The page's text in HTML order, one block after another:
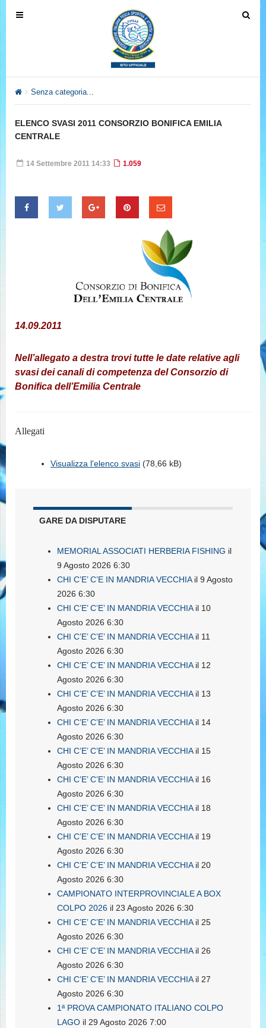
T
v
T
Senza categoria
ELENCO SVASI 2011 CONSORZIO BONIFICA EMILIA
CENTRALE
14 Settembre 2011 14:33 1.059
14.09.2011
Nell’allegato a destra trovi tutte le date relative agli
svasi dei canali di competenza del Consorzio di
Bonifica dell’Emilia Centrale
Allegati
Visualizza l'elenco svasi (78,66 kB)
GARE DA DISPUTARE
MEMORIAL ASSOCIATI HERBERIA FISHING il
9 Agosto 2026 6:30
CHI C’E’ C’E IN MANDRIA VECCHIAil 9 Agosto
2026 6:30
CHI C’E’ C’E’ IN MANDRIA VECCHIAil 10
Agosto 2026 6:30
CHI C’E’ C’E’ IN MANDRIA VECCHIAil 11
Agosto 2026 6:30
CHI C’E’ C’E’ IN MANDRIA VECCHIAil 12
Agosto 2026 6:30
CHI C’E’ C’E’ IN MANDRIA VECCHIAil 13
Agosto 2026 6:30
CHI C’E’ C’E’ IN MANDRIA VECCHIAil 14
Agosto 2026 6:30
CHI C’E’ C’E’ IN MANDRIA VECCHIAil 15
Agosto 2026 6:30
CHI C’E’ C’E’ IN MANDRIA VECCHIAil 16
Agosto 2026 6:30
CHI C’E’ C’E’ IN MANDRIA VECCHIAil 18
Agosto 2026 6:30
CHI C’E’ C’E’ IN MANDRIA VECCHIAil 19
Agosto 2026 6:30
CHI C’E’ C’E’ IN MANDRIA VECCHIAil 20
Agosto 2026 6:30
CAMPIONATO INTERPROVINCIALE A BOX
COLPO 2026 il 23 Agosto 2026 6:30
CHI C’E’ C’E’ IN MANDRIA VECCHIAil 25
Agosto 2026 6:30
CHI C’E’ C’E’ IN MANDRIA VECCHIAil 26
Agosto 2026 6:30
CHI C’E’ C’E’ IN MANDRIA VECCHIAil 27
Agosto 2026 6:30
1ª PROVA CAMPIONATO ITALIANO COLPO
LAGO il 29 Agosto 2026 7:00